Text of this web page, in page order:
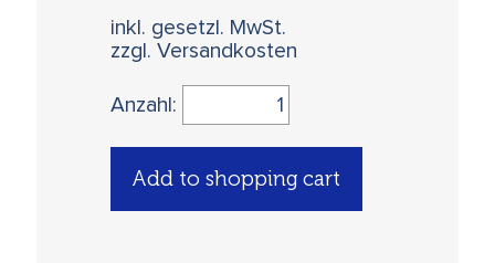
inkl. gesetzl. MwSt.
zzgl. Versandkosten
Anzahl:
Add to shopping cart